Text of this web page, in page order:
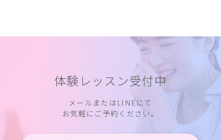
体験レッスン受付中
メールまたはLINEにて
お気軽にご予約ください。